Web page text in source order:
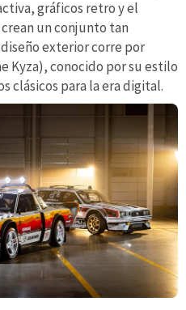
gráficos retro y el
un conjunto tan
exterior corre por
Kyza), conocido por su estilo
clásicos para la era digital.